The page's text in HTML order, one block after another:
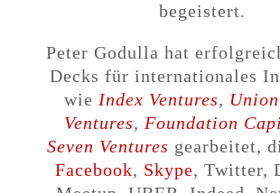
begeistert.
Peter Godulla hat
Decks für internationales
wie Index Ventures,
Ventures, Foundation
Seven Ventures gearbeitet,
Facebook, Skype, Twitter,